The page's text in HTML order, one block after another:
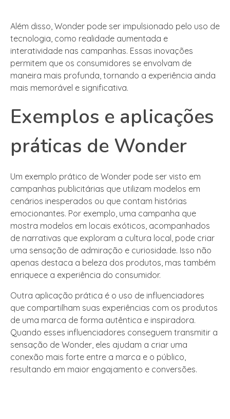
Além disso, Wonder pode ser impulsionado pelo uso de
tecnologia, como realidade aumentada e
interatividade nas campanhas. Essas inovações
permitem que os consumidores se envolvam de
maneira mais profunda, tornando a experiência ainda
mais memorável e significativa.
Exemplos e aplicações
práticas de Wonder
Um exemplo prático de Wonder pode ser visto em
campanhas publicitárias que utilizam modelos em
cenários inesperados ou que contam histórias
emocionantes. Por exemplo, uma campanha que
mostra modelos em locais exóticos, acompanhados
de narrativas que exploram a cultura local, pode criar
uma sensação de admiração e curiosidade. Isso não
apenas destaca a beleza dos produtos, mas também
enriquece a experiência do consumidor.
Outra aplicação prática é o uso de influenciadores
que compartilham suas experiências com os produtos
de uma marca de forma autêntica e inspiradora.
Quando esses influenciadores conseguem transmitir a
sensação de Wonder, eles ajudam a criar uma
conexão mais forte entre a marca e o público,
resultando em maior engajamento e conversões.